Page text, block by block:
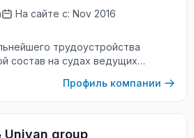
На сайте с: Nov 2016
трудоустройства
состав на судах ведущих
Профиль компании
Univan group